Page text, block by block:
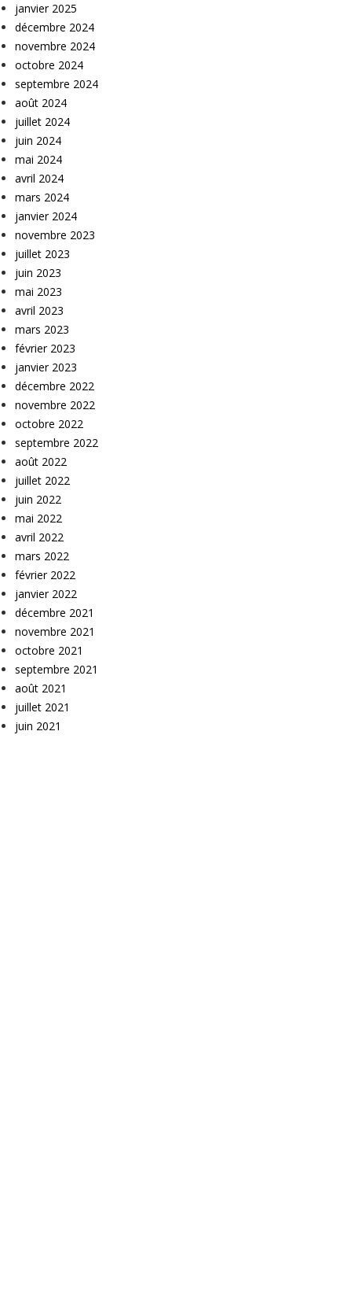
janvier 2025
décembre 2024
novembre 2024
octobre 2024
septembre 2024
août 2024
juillet 2024
juin 2024
mai 2024
avril 2024
mars 2024
janvier 2024
novembre 2023
juillet 2023
juin 2023
mai 2023
avril 2023
mars 2023
février 2023
janvier 2023
décembre 2022
novembre 2022
octobre 2022
septembre 2022
août 2022
juillet 2022
juin 2022
mai 2022
avril 2022
mars 2022
février 2022
janvier 2022
décembre 2021
novembre 2021
octobre 2021
septembre 2021
août 2021
juillet 2021
juin 2021